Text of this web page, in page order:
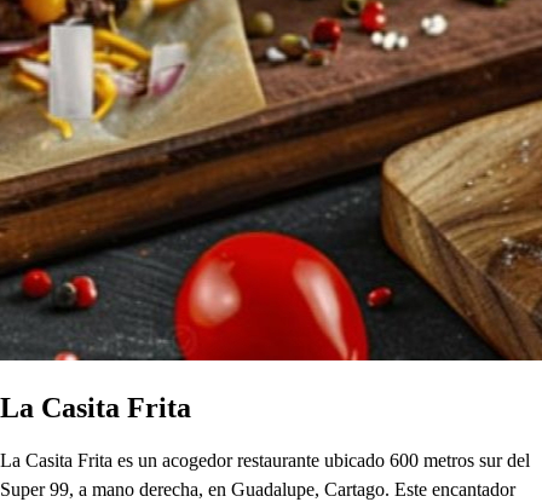
La Casita Frita
La Casita Frita es un acogedor restaurante ubicado 600 metros sur del
Super 99, a mano derecha, en Guadalupe, Cartago. Este encantador